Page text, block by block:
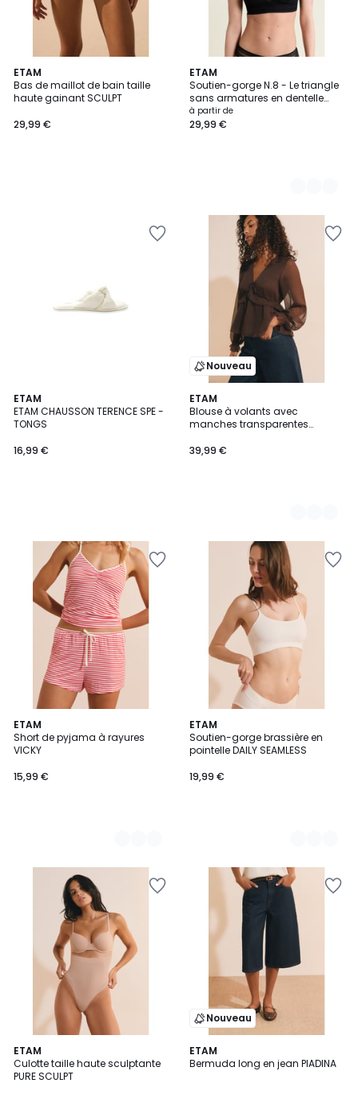
ETAM
Bas de maillot de bain taille
haute gainant SCULPT
29,99 €
ETAM
Soutien-gorge N.8 - Le triangle
sans armatures en dentelle
AURA
à partir de
29,99 €
8
Couleurs
ETAM
ETAM CHAUSSON TERENCE SPE -
TONGS
16,99 €
Nouveau
ETAM
Blouse à volants avec
manches transparentes
39,99 €
2
Couleurs
ETAM
Short de pyjama à rayures
VICKY
15,99 €
2
Couleurs
ETAM
Soutien-gorge brassière en
pointelle DAILY SEAMLESS
19,99 €
3
Couleurs
ETAM
Culotte taille haute sculptante
PURE SCULPT
3
Couleurs
Nouveau
ETAM
Bermuda long en jean PIADINA